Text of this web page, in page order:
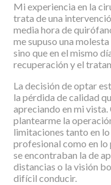
Mi experiencia en la
trata de una
media hora de
me supuso una
sino que en el mismo
recuperación y el
La decisión de optar
la pérdida de calidad
apreciando en mi
plantearme la
limitaciones tanto en
profesional como en lo
se encontraban la de
distancias o la visión
difícil conducir.